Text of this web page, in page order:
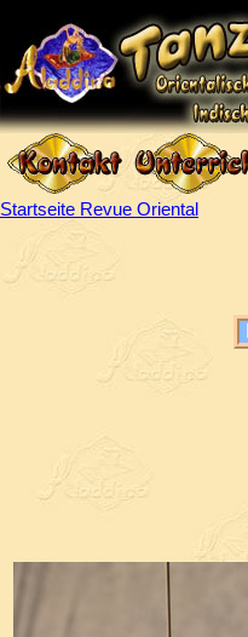
Startseite Revue Oriental